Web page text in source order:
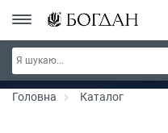
РОЗПРОДАЖ ~ 150 грн ~ 200 грн
300 грн ~
Головна Каталог